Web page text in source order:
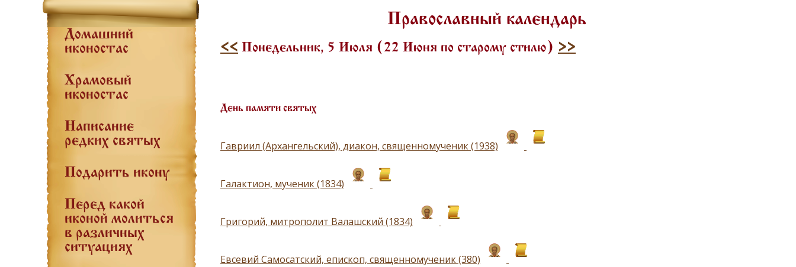
Домашний
иконостас
Храмовый
иконостас
Написание
редких святых
Подарить икону
Перед какой
иконой молиться
в различных
ситуациях
Православный календарь
<< Понедельник, 5 Июля (22 Июня по старому стилю) >>
День памяти святых
Гавриил (Архангельский), диакон, священномученик (1938)
Галактион, мученик (1834)
Григорий, митрополит Валашский (1834)
Евсевий Самосатский, епископ, священномученик (380)